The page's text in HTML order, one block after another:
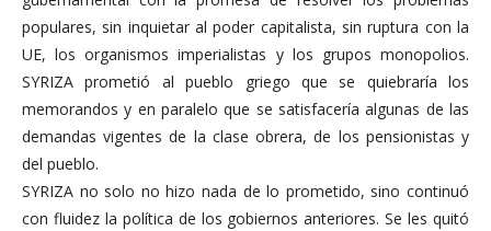
populares, sin inquietar al poder capitalista, sin ruptura con la
UE, los organismos imperialistas y los grupos monopolios.
SYRIZA prometió al pueblo griego que se quiebraría los
memorandos y en paralelo que se satisfacería algunas de las
demandas vigentes de la clase obrera, de los pensionistas y
del pueblo.
SYRIZA no solo no hizo nada de lo prometido, sino continuó
con fluidez la política de los gobiernos anteriores. Se les quitó